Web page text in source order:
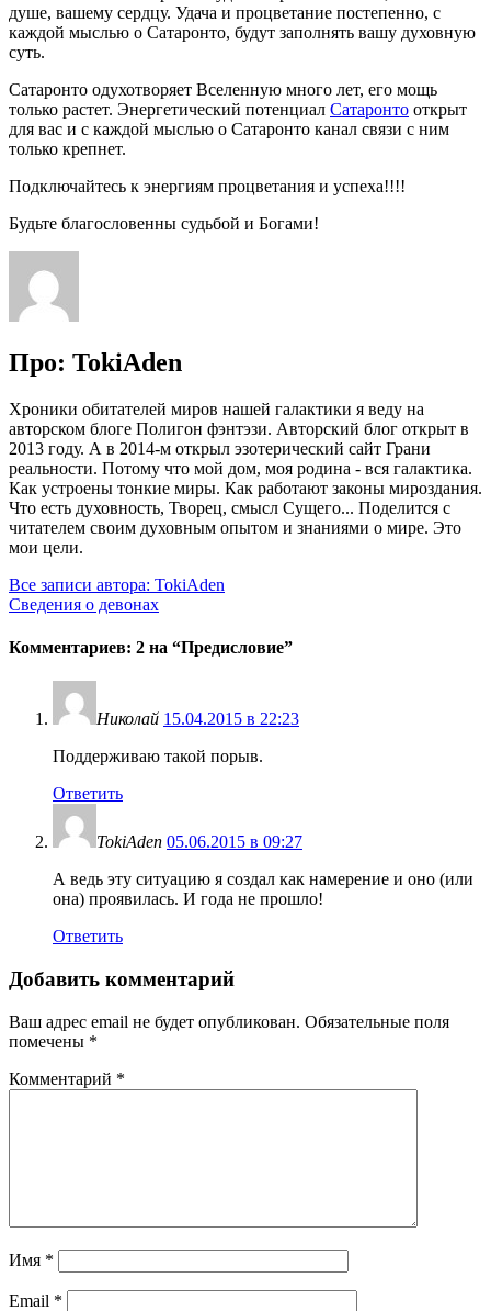
душе, вашему сердцу. Удача и процветание постепенно, с
каждой мыслью о Сатаронто, будут заполнять вашу духовную
суть.
Сатаронто одухотворяет Вселенную много лет, его мощь
только растет. Энергетический потенциал Сатаронто открыт
для вас и с каждой мыслью о Сатаронто канал связи с ним
только крепнет.
Подключайтесь к энергиям процветания и успеха!!!!
Будьте благословенны судьбой и Богами!
Про: TokiAden
Хроники обитателей миров нашей галактики я веду на
авторском блоге Полигон фэнтэзи. Авторский блог открыт в
2013 году. А в 2014-м открыл эзотерический сайт Грани
реальности. Потому что мой дом, моя родина - вся галактика.
Как устроены тонкие миры. Как работают законы мироздания.
Что есть духовность, Творец, смысл Сущего... Поделится с
читателем своим духовным опытом и знаниями о мире. Это
мои цели.
Все записи автора: TokiAden
Сведения о девонах
Комментариев: 2 на “Предисловие”
Николай 15.04.2015 в 22:23
Поддерживаю такой порыв.
Ответить
TokiAden 05.06.2015 в 09:27
А ведь эту ситуацию я создал как намерение и оно (или
она) проявилась. И года не прошло!
Ответить
Добавить комментарий
Ваш адрес email не будет опубликован. Обязательные поля
помечены *
Комментарий *
Имя *
Email *